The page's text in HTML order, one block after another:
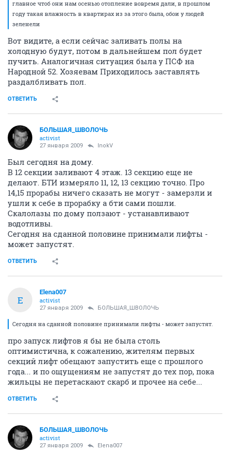
главное чтоб они нам осенью отопление вовремя дали, в прошлом
году такая влажность в квартирах из за этого была, обои у людей
зеленели
Вот видите, а если сейчас заливать полы на
холодную будут, потом в дальнейшем пол будет
пучить. Аналогичная ситуация была у ПСФ на
Народной 52. Хозяевам Приходилось заставлять
раздалбливать пол.
ОТВЕТИТЬ
БОЛЬШАЯ_ШВОЛОЧЬ
activist
27 января 2009 InokV
Был сегодня на дому.
В 12 секции заливают 4 этаж. 13 секцию еще не
делают. БТИ измеряло 11, 12, 13 секцию точно. Про
14,15 прорабы ничего сказать не могут - замерзли и
ушли к себе в прорабку а бти сами пошли.
Скалолазы по дому ползают - устанавливают
водотливы.
Сегодня на сданной половине принимали лифты -
может запустят.
ОТВЕТИТЬ
E
Elena007
activist
27 января 2009 БОЛЬШАЯ_ШВОЛОЧЬ
Сегодня на сданной половине принимали лифты - может запустят.
про запуск лифтов я бы не была столь
оптимистична, к сожалению, жителям первых
секций лифт обещают запустить еще с прошлого
года... и по ощущениям не запустят до тех пор, пока
жильцы не перетаскают скарб и прочее на себе...
ОТВЕТИТЬ
БОЛЬШАЯ_ШВОЛОЧЬ
activist
27 января 2009 Elena007